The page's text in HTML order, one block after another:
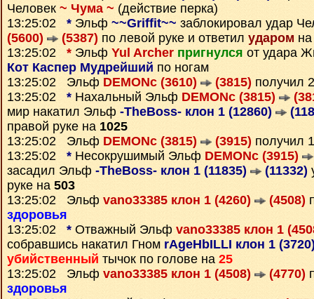
Человек ~ Чума ~ (действие перка)
13:25:02 * Эльф ~~Griffit~~ заблокировал удар
(5600)
(5387) по левой руке и ответил ударом
13:25:02 * Эльф Yul Archer пригнулся от удара
Кот Каспер Мудрейший по ногам
13:25:02 Эльф DEMONc (3610) (3815) получил
13:25:02 * Нахальный Эльф DEMONc (3815)
мир накатил Эльф -TheBoss- клон 1 (12860)
правой руке на 1025
13:25:02 Эльф DEMONc (3815) (3915) получил
13:25:02 * Несокрушимый Эльф DEMONc (3915)
засадил Эльф -TheBoss- клон 1 (11835) (11332)
руке на 503
13:25:02 Эльф vano33385 клон 1 (4260) (4508)
здоровья
13:25:02 * Отважный Эльф vano33385 клон 1
собравшись накатил Гном rAgeHbILLI клон 1
убийственный тычок по голове на 25
13:25:02 Эльф vano33385 клон 1 (4508) (4770)
здоровья